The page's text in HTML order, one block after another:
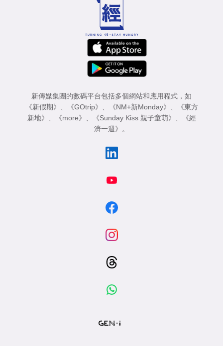
新傳媒集團的數碼平台包括多個網站和應用程式，如
《新假期》
《GOtrip》 《NM+新Monday》
《東方
新地》
《more》 《Sunday Kiss 親子童萌》
《經
濟一週》
。